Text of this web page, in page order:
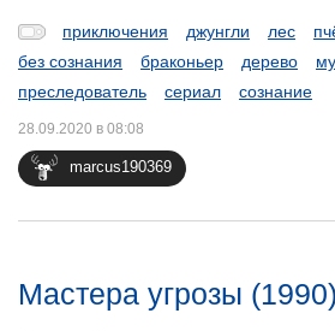
приключения джунгли лес
без сознания
браконьер дерево
преследователь
сериал сознание
marcus190369
28.09.2020 в 08:08
Мастера угрозы (1990)